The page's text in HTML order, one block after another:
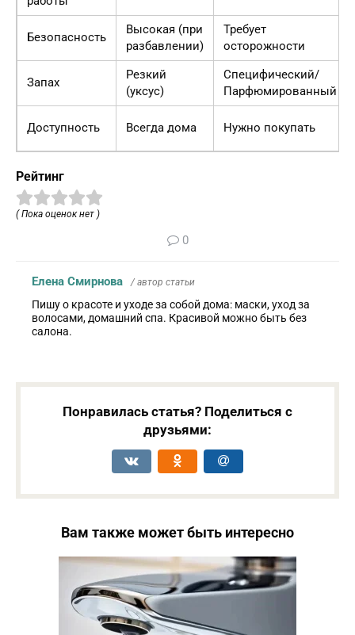
Безопасность
Высокая (при
разбавлении)
Требует
осторожности
Запах
Резкий
(уксус)
Специфический/
Парфюмированный
Доступность Всегда дома Нужно покупать
Рейтинг
( Пока оценок нет )
0
Елена Смирнова / автор статьи
Пишу о красоте и уходе за собой дома: маски, уход за
волосами, домашний спа. Красивой можно быть без
салона.
Понравилась статья? Поделиться с
друзьями:
Вам также может быть интересно